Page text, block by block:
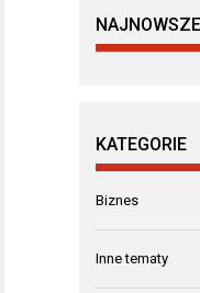
KATEGORIE
Biznes
Inne tematy